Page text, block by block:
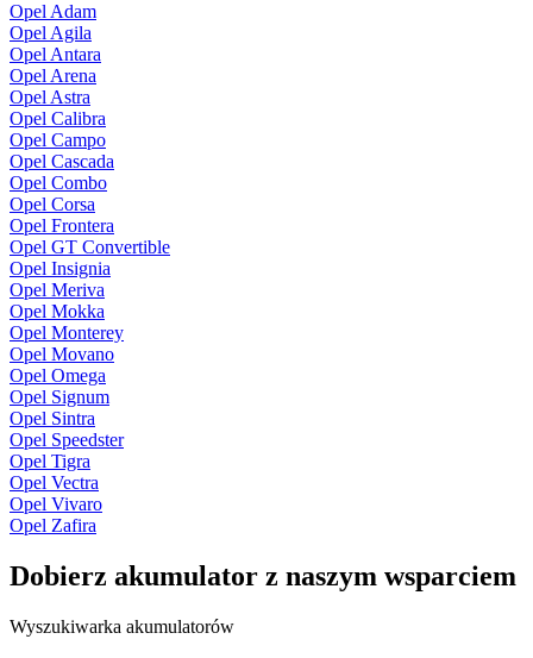
Opel Adam
Opel Agila
Opel Antara
Opel Arena
Opel Astra
Opel Calibra
Opel Campo
Opel Cascada
Opel Combo
Opel Corsa
Opel Frontera
Opel GT Convertible
Opel Insignia
Opel Meriva
Opel Mokka
Opel Monterey
Opel Movano
Opel Omega
Opel Signum
Opel Sintra
Opel Speedster
Opel Tigra
Opel Vectra
Opel Vivaro
Opel Zafira
Dobierz akumulator z naszym wsparciem
Wyszukiwarka akumulatorów